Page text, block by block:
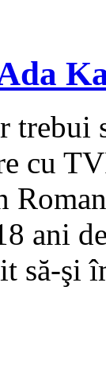
cu
ani
să-şi